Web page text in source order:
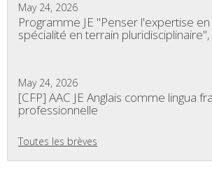
May 24, 2026
Programme JE "Penser l'expertise
spécialité en terrain
May 24, 2026
[CFP] AAC JE Anglais comme lingua
professionnelle
Toutes les brèves